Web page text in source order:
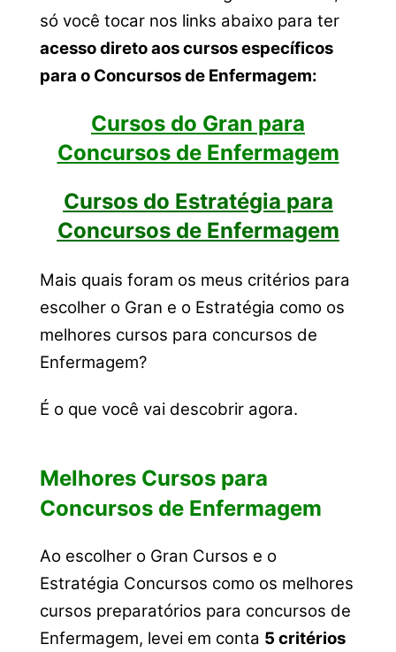
só você tocar nos links abaixo para ter
acesso direto aos cursos específicos
para o Concursos de Enfermagem:
Cursos do Gran para
Concursos de Enfermagem
Cursos do Estratégia para
Concursos de Enfermagem
Mais quais foram os meus critérios para
escolher o Gran e o Estratégia como os
melhores cursos para concursos de
Enfermagem?
É o que você vai descobrir agora.
Melhores Cursos para
Concursos de Enfermagem
Ao escolher o Gran Cursos e o
Estratégia Concursos como os melhores
cursos preparatórios para concursos de
Enfermagem, levei em conta 5 critérios